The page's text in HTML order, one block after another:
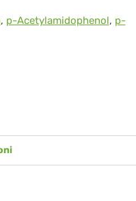
, p-Acetylamidophenol, p-